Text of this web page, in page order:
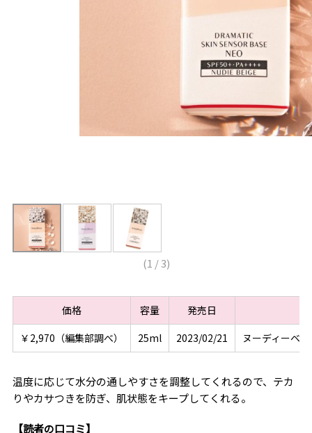
(1 /3)
価格 容量 発売日
￥2,970（編集部調べ）
25ml 2023/02/21 ヌーディーベ
温度に応じて水分の通しやすさを調整してくれるので、テカ
りやカサつきを防ぎ、肌状態をキープしてくれる。
【読者の口コミ】